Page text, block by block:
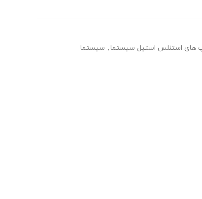
های استنلس استیل سیستما, سیستما